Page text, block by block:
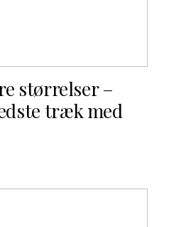
størrelser –
træk med